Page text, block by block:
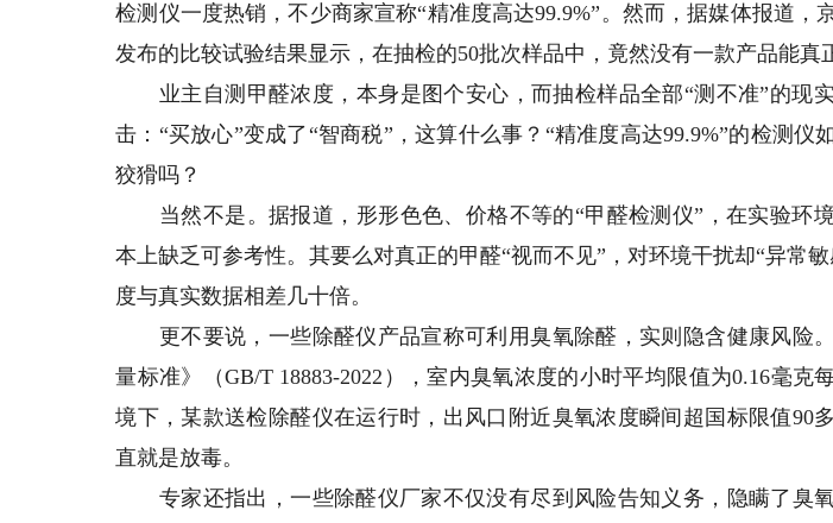
检测仪一度热销，不少商家宣称“精准度高达99.9%”。然而，据媒体报道，
发布的比较试验结果显示，在抽检的50批次样品中，竟然没有一款产品能真
业主自测甲醛浓度，本身是图个安心，而抽检样品全部“测不准”的现
击：“买放心”变成了“智商税”，这算什么事？“精准度高达99.9%”的检测仪
狡猾吗？
当然不是。据报道，形形色色、价格不等的“甲醛检测仪”，在实验环
本上缺乏可参考性。其要么对真正的甲醛“视而不见”，对环境干扰却“异常
度与真实数据相差几十倍。
更不要说，一些除醛仪产品宣称可利用臭氧除醛，实则隐含健康风险
量标准》（GB/T 18883-2022），室内臭氧浓度的小时平均限值为0.16毫克
境下，某款送检除醛仪在运行时，出风口附近臭氧浓度瞬间超国标限值90
直就是放毒。
专家还指出，一些除醛仪厂家不仅没有尽到风险告知义务，隐瞒了臭